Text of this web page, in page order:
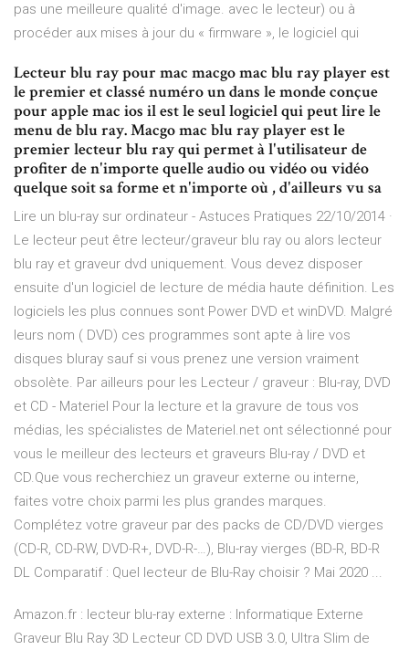
pas une meilleure qualité d'image. avec le lecteur) ou à
procéder aux mises à jour du « firmware », le logiciel qui
Lecteur blu ray pour mac macgo mac blu ray player est
le premier et classé numéro un dans le monde conçue
pour apple mac ios il est le seul logiciel qui peut lire le
menu de blu ray. Macgo mac blu ray player est le
premier lecteur blu ray qui permet à l'utilisateur de
profiter de n'importe quelle audio ou vidéo ou vidéo
quelque soit sa forme et n'importe où , d'ailleurs vu sa
Lire un blu-ray sur ordinateur - Astuces Pratiques 22/10/2014 ·
Le lecteur peut être lecteur/graveur blu ray ou alors lecteur
blu ray et graveur dvd uniquement. Vous devez disposer
ensuite d'un logiciel de lecture de média haute définition. Les
logiciels les plus connues sont Power DVD et winDVD. Malgré
leurs nom ( DVD) ces programmes sont apte à lire vos
disques bluray sauf si vous prenez une version vraiment
obsolète. Par ailleurs pour les Lecteur / graveur : Blu-ray, DVD
et CD - Materiel Pour la lecture et la gravure de tous vos
médias, les spécialistes de Materiel.net ont sélectionné pour
vous le meilleur des lecteurs et graveurs Blu-ray / DVD et
CD.Que vous recherchiez un graveur externe ou interne,
faites votre choix parmi les plus grandes marques.
Complétez votre graveur par des packs de CD/DVD vierges
(CD-R, CD-RW, DVD-R+, DVD-R-…), Blu-ray vierges (BD-R, BD-R
DL Comparatif : Quel lecteur de Blu-Ray choisir ? Mai 2020 ...
Amazon.fr : lecteur blu-ray externe : Informatique Externe
Graveur Blu Ray 3D Lecteur CD DVD USB 3.0, Ultra Slim de